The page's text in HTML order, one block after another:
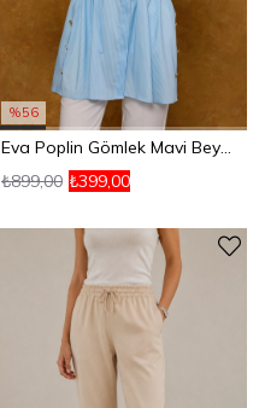
%56
Eva Poplin Gömlek Mavi Beyaz Çizgili
₺399,00
₺899,00